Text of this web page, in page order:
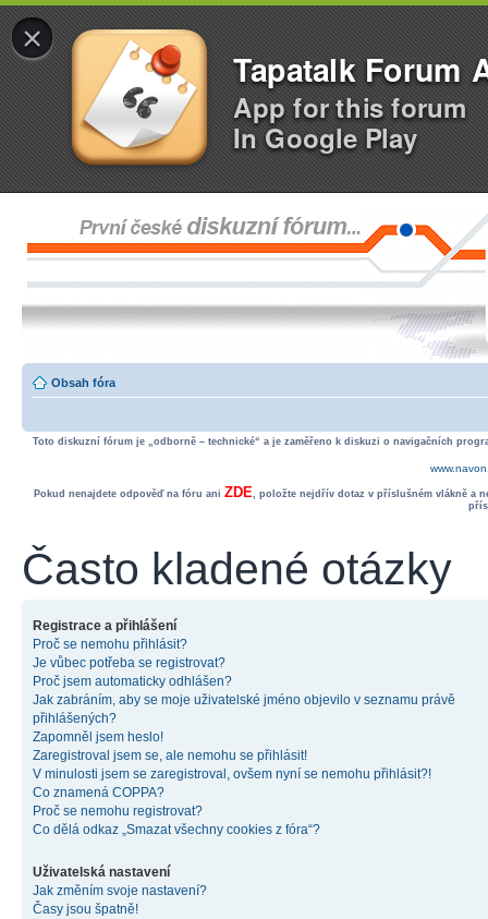
×
Tapatalk Forum
App for this forum
In Google Play
Obsah fóra
Toto diskuzní fórum je „odborně – technické“ a je zaměřeno k diskuzi o navigačních
Pokud nenajdete odpověď na fóru ani ZDE, položte nejdřív dotaz v příslušném vlákně a
Často kladené otázky
Registrace a přihlášení
Proč se nemohu přihlásit?
Je vůbec potřeba se registrovat?
Proč jsem automaticky odhlášen?
Jak zabráním, aby se moje uživatelské jméno objevilo v seznamu právě
přihlášených?
Zapomněl jsem heslo!
Zaregistroval jsem se, ale nemohu se přihlásit!
V minulosti jsem se zaregistroval, ovšem nyní se nemohu přihlásit?!
Co znamená COPPA?
Proč se nemohu registrovat?
Co dělá odkaz „Smazat všechny cookies z fóra“?
Uživatelská nastavení
Jak změním svoje nastavení?
Časy jsou špatně!